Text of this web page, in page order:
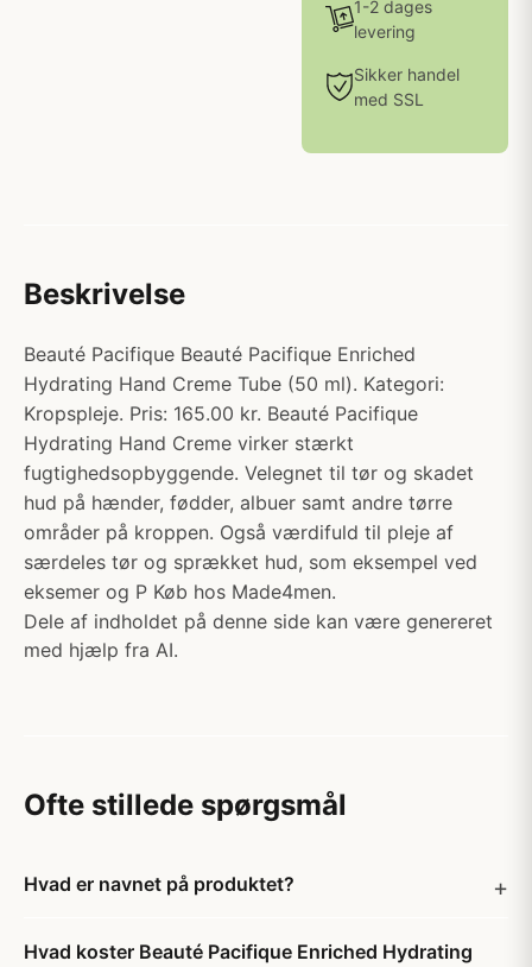
1-2 dages
levering
Sikker handel
med SSL
Beskrivelse
Beauté Pacifique Beauté Pacifique Enriched
Hydrating Hand Creme Tube (50 ml). Kategori:
Kropspleje. Pris: 165.00 kr. Beauté Pacifique
Hydrating Hand Creme virker stærkt
fugtighedsopbyggende. Velegnet til tør og skadet
hud på hænder, fødder, albuer samt andre tørre
områder på kroppen. Også værdifuld til pleje af
særdeles tør og sprækket hud, som eksempel ved
eksemer og P Køb hos Made4men.
Dele af indholdet på denne side kan være genereret
med hjælp fra AI.
Ofte stillede spørgsmål
Hvad er navnet på produktet?
Hvad koster Beauté Pacifique Enriched Hydrating